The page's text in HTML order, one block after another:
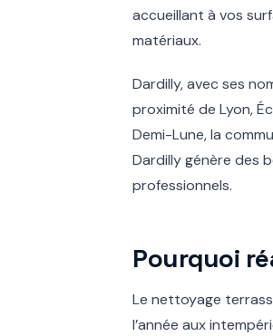
accueillant à vos
matériaux.
Dardilly, avec ses
proximité de Lyon,
Demi-Lune, la
Dardilly génère des
professionnels.
Pourquoi
Le nettoyage
l’année aux